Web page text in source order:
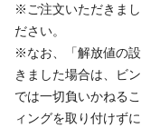
※ご注文いただきま
ださい。
※なお、「解放値の
きました場合は、ビ
では一切負いかねる
ィングを取り付けず